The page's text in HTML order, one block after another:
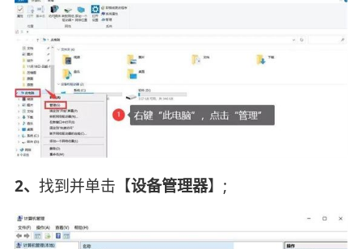
2、 找到并单击【设备管理器】;